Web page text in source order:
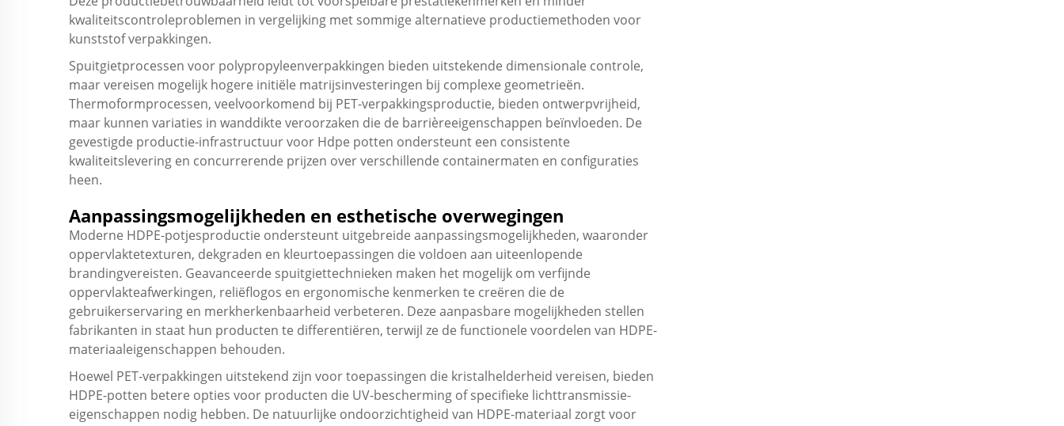
kwaliteitscontroleproblemen in vergelijking met sommige alternatieve productiemethoden voor
kunststof verpakkingen.
Spuitgietprocessen voor polypropyleenverpakkingen bieden uitstekende dimensionale controle,
maar vereisen mogelijk hogere initiële matrijsinvesteringen bij complexe geometrieën.
Thermoformprocessen, veelvoorkomend bij PET-verpakkingsproductie, bieden ontwerpvrijheid,
maar kunnen variaties in wanddikte veroorzaken die de barrièreeigenschappen beïnvloeden. De
gevestigde productie-infrastructuur voor Hdpe potten ondersteunt een consistente
kwaliteitslevering en concurrerende prijzen over verschillende containermaten en configuraties
heen.
Aanpassingsmogelijkheden en esthetische overwegingen
Moderne HDPE-potjesproductie ondersteunt uitgebreide aanpassingsmogelijkheden, waaronder
oppervlaktetexturen, dekgraden en kleurtoepassingen die voldoen aan uiteenlopende
brandingvereisten. Geavanceerde spuitgiettechnieken maken het mogelijk om verfijnde
oppervlakteafwerkingen, reliëflogos en ergonomische kenmerken te creëren die de
gebruikerservaring en merkherkenbaarheid verbeteren. Deze aanpasbare mogelijkheden stellen
fabrikanten in staat hun producten te differentiëren, terwijl ze de functionele voordelen van HDPE-
materiaaleigenschappen behouden.
Hoewel PET-verpakkingen uitstekend zijn voor toepassingen die kristalhelderheid vereisen, bieden
HDPE-potten betere opties voor producten die UV-bescherming of specifieke lichttransmissie-
eigenschappen nodig hebben. De natuurlijke ondoorzichtigheid van HDPE-materiaal zorgt voor